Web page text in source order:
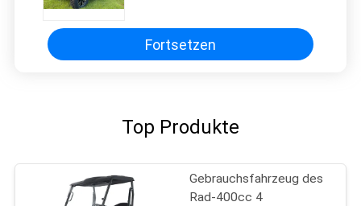
Fortsetzen
Top Produkte
Gebrauchsfahrzeug des
Rad-400cc 4